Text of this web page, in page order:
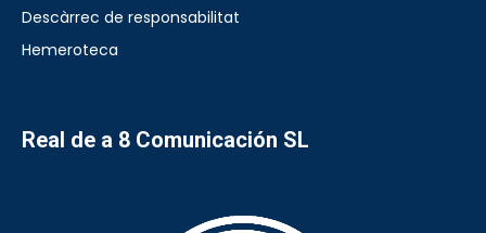
Descàrrec de responsabilitat
Hemeroteca
Real de a 8 Comunicación SL